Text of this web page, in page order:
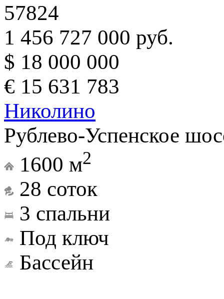
57824
1 456 727 000 руб.
$ 18 000 000
€ 15 631 783
Николино
Рублево-Успенское
1600 м2
28 соток
3 спальни
Под ключ
Бассейн